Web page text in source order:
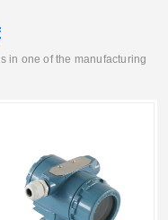
in one of the manufacturing